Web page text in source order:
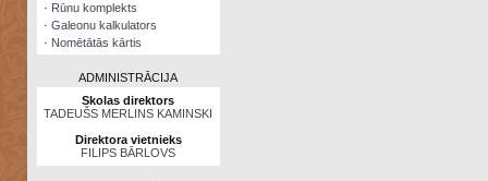
· Rūnu komplekts
· Galeonu kalkulators
· Nomētātās kārtis
ADMINISTRĀCIJA
Skolas direktors
TADEUŠS MERLINS KAMINSKI
Direktora vietnieks
FILIPS BĀRLOVS